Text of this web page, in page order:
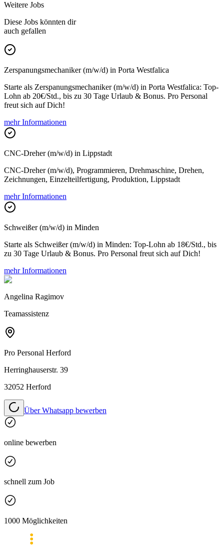
Weitere Jobs
Diese Jobs könnten dir
auch gefallen
Zerspanungsmechaniker (m/w/d) in Porta Westfalica
Starte als Zerspanungsmechaniker (m/w/d) in Porta Westfalica: Top-
Lohn ab 20€/Std., bis zu 30 Tage Urlaub & Bonus. Pro Personal
freut sich auf Dich!
mehr Informationen
CNC-Dreher (m/w/d) in Lippstadt
CNC-Dreher (m/w/d), Programmieren, Drehmaschine, Drehen,
Zeichnungen, Einzelteilfertigung, Produktion, Lippstadt
mehr Informationen
Schweißer (m/w/d) in Minden
Starte als Schweißer (m/w/d) in Minden: Top-Lohn ab 18€/Std., bis
zu 30 Tage Urlaub & Bonus. Pro Personal freut sich auf Dich!
mehr Informationen
Angelina Ragimov
Teamassistenz
Pro Personal Herford
Herringhauserstr. 39
32052 Herford
Über Whatsapp bewerben
online bewerben
schnell zum Job
1000 Möglichkeiten